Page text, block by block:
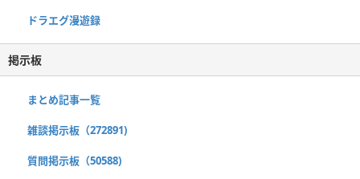
ドラエグ漫遊録
掲示板
まとめ記事一覧
雑談掲示板（272891)
質問掲示板（50588)